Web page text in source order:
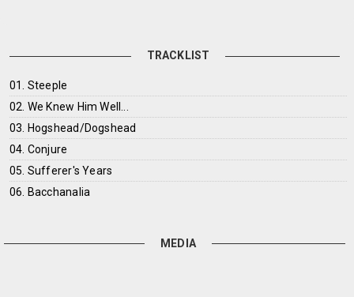
TRACKLIST
01. Steeple
02. We Knew Him Well...
03. Hogshead/Dogshead
04. Conjure
05. Sufferer's Years
06. Bacchanalia
MEDIA